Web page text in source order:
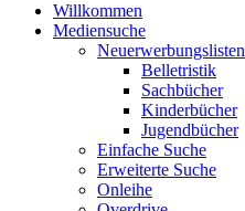
Willkommen
Mediensuche
Neuerwerbungslisten
Belletristik
Sachbücher
Kinderbücher
Jugendbücher
Einfache Suche
Erweiterte Suche
Onleihe